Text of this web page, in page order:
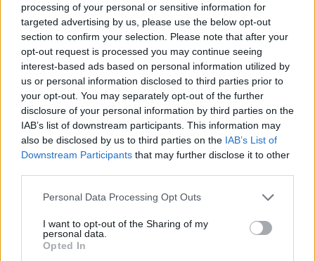
processing of your personal or sensitive information for
targeted advertising by us, please use the below opt-out
section to confirm your selection. Please note that after your
opt-out request is processed you may continue seeing
interest-based ads based on personal information utilized by
us or personal information disclosed to third parties prior to
your opt-out. You may separately opt-out of the further
disclosure of your personal information by third parties on the
IAB’s list of downstream participants. This information may
also be disclosed by us to third parties on the IAB’s List of
Downstream Participants that may further disclose it to other
Please note that this website/app uses one or more Google
not limited to your visit or usage behaviour. You may click to
grant or deny consent to Google and its third-party tags to
use your data for below specified purposes in below Google
Personal Data Processing Opt Outs
I want to opt-out of the Sharing of my
personal data.
Opted In
Nem is tudom, hol kezdjem. Talán a végén. Aki már
életében elcsodálkozott azon, hogy még mindig
létezik a Magyar Újságírók Országos ...
Budapest legbájosabb cégére egy
kiskanál. Már ha egyáltalán
szándékosan tették oda, mert elég
nehéz észrevenni
Zubreczki Dávid•2014. július 29.
Tominak - a fotókat is küldte - sikerült. Mint írja: